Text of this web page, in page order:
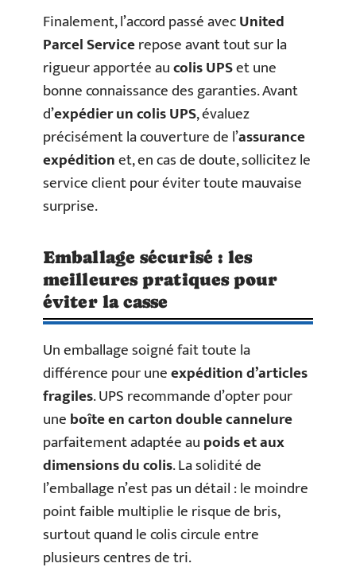
Finalement, l’accord passé avecUnited
Parcel Servicerepose avant tout sur la
rigueur apportée aucolis UPSet une
bonne connaissance des garanties. Avant
d’expédier un colis UPS, évaluez
précisément la couverture de l’assurance
expéditionet, en cas de doute, sollicitez le
service client pour éviter toute mauvaise
surprise.
Emballage sécurisé : les
meilleures pratiques pour
éviter la casse
Un emballage soigné fait toute la
différence pour uneexpédition d’articles
fragiles. UPS recommande d’opter pour
uneboîte en carton double cannelure
parfaitement adaptée aupoids et aux
dimensions du colis. La solidité de
l’emballage n’est pas un détail : le moindre
point faible multiplie le risque de bris,
surtout quand le colis circule entre
plusieurs centres de tri.